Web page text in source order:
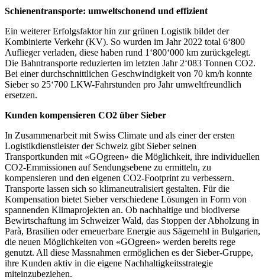
Schienentransporte: umweltschonend und effizient
Ein weiterer Erfolgsfaktor hin zur grünen Logistik bildet der
Kombinierte Verkehr (KV). So wurden im Jahr 2022 total 6‘800
Auflieger verladen, diese haben rund 1‘800‘000 km zurückgelegt.
Die Bahntransporte reduzierten im letzten Jahr 2‘083 Tonnen CO2.
Bei einer durchschnittlichen Geschwindigkeit von 70 km/h konnte
Sieber so 25‘700 LKW-Fahrstunden pro Jahr umweltfreundlich
ersetzen.
Kunden kompensieren CO2 über Sieber
In Zusammenarbeit mit Swiss Climate und als einer der ersten
Logistikdienstleister der Schweiz gibt Sieber seinen
Transportkunden mit «GOgreen» die Möglichkeit, ihre individuellen
CO2-Emmissionen auf Sendungsebene zu ermitteln, zu
kompensieren und den eigenen CO2-Footprint zu verbessern.
Transporte lassen sich so klimaneutralisiert gestalten. Für die
Kompensation bietet Sieber verschiedene Lösungen in Form von
spannenden Klimaprojekten an. Ob nachhaltige und biodiverse
Bewirtschaftung im Schweizer Wald, das Stoppen der Abholzung in
Parà, Brasilien oder erneuerbare Energie aus Sägemehl in Bulgarien,
die neuen Möglichkeiten von «GOgreen» werden bereits rege
genutzt. All diese Massnahmen ermöglichen es der Sieber-Gruppe,
ihre Kunden aktiv in die eigene Nachhaltigkeitsstrategie
miteinzubeziehen.